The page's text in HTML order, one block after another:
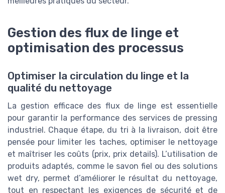
Gestion des flux de linge et
optimisation des processus
Optimiser la circulation du linge et la
qualité du nettoyage
La gestion efficace des flux de linge est essentielle
pour garantir la performance des services de pressing
industriel. Chaque étape, du tri à la livraison, doit être
pensée pour limiter les taches, optimiser le nettoyage
et maîtriser les coûts (prix, prix details). L’utilisation de
produits adaptés, comme le savon fiel ou des solutions
wet dry, permet d’améliorer le résultat du nettoyage,
tout en respectant les exigences de sécurité et de